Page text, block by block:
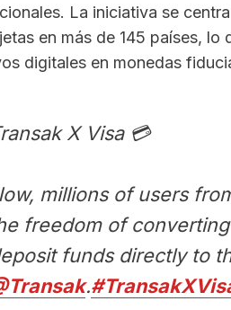
La iniciativa se
en más de 145 países,
digitales en monedas
X Visa 💳
millions of users
freedom of
funds directly to
.